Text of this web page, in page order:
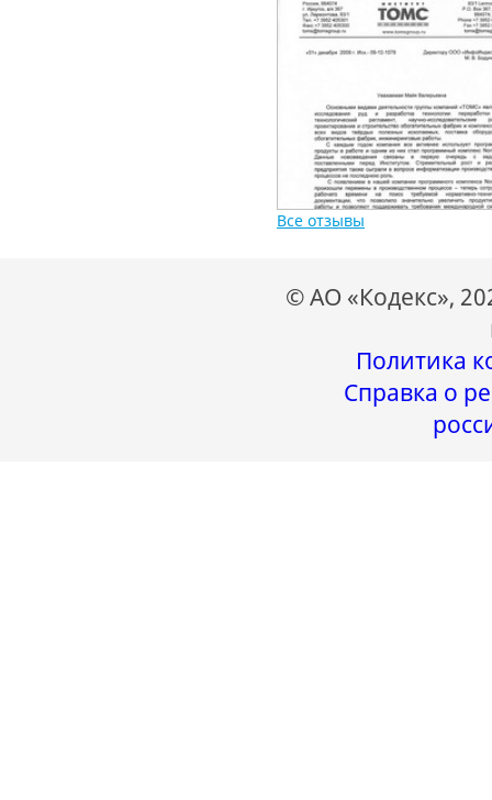
Все отзывы
© АО «Кодекс»,
Политика
Справка о